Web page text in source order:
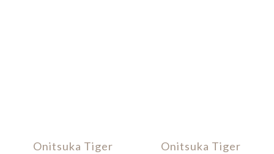
Onitsuka Tiger
Onitsuka Tiger